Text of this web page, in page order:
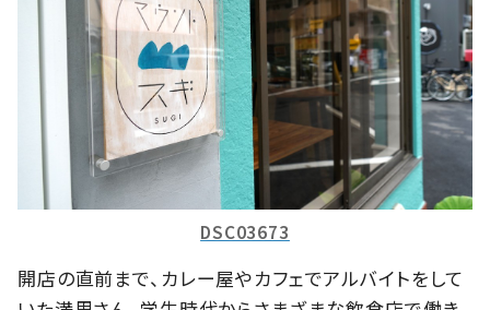
DSC03673
開店の直前まで、カレー屋やカフェでアルバイトをして